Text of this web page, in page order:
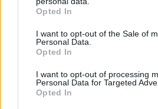
grant or deny consent to Google and
use your data for below specified
consent section.
Opted In
I want to opt-out of the Sale of
Personal Data.
Opted In
I want to opt-out of processing
Personal Data for Targeted
Opted In
Είδος υπό εξαφάνιση οι
Ελλάδα που γερνάει: Τα... δύο
τα επιδόματα, η